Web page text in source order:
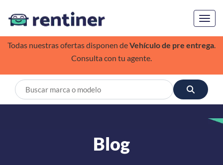
Todas nuestras ofertas disponen deVehículo de pre entrega.
Consulta con tu agente.
Blog